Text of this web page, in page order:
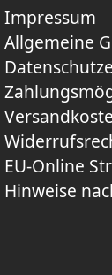
Impressum
Allgemeine
EU-Online
Hinweise